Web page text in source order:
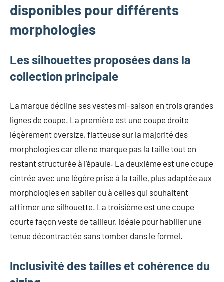
disponibles pour différents
morphologies
Les silhouettes proposées dans la
collection principale
La marque décline ses vestes mi-saison en trois grandes
lignes de coupe. La première est une coupe droite
légèrement oversize, flatteuse sur la majorité des
morphologies car elle ne marque pas la taille tout en
restant structurée à l’épaule. La deuxième est une coupe
cintrée avec une légère prise à la taille, plus adaptée aux
morphologies en sablier ou à celles qui souhaitent
affirmer une silhouette. La troisième est une coupe
courte façon veste de tailleur, idéale pour habiller une
tenue décontractée sans tomber dans le formel.
Inclusivité des tailles et cohérence du